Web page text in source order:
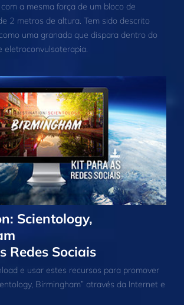
a mesma força de um bloco de
2 metros de altura. Tem sido descrito
uma granada que dispara dentro do
eletroconvulsoterapia.
Scientology,
Redes Sociais
e usar estes recursos para promover
Birmingham” através da Internet e